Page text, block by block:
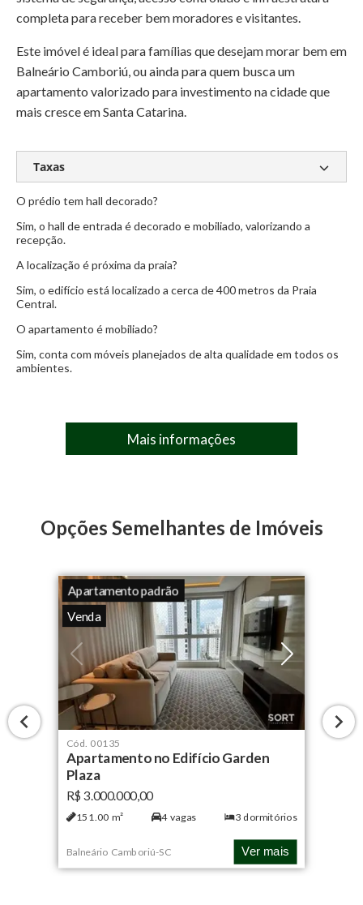
completa para receber bem moradores e visitantes.
Este imóvel é ideal para famílias que desejam morar bem em
Balneário Camboriú, ou ainda para quem busca um
apartamento valorizado para investimento na cidade que
mais cresce em Santa Catarina.
Taxas
Condomínio:R$ 1.140,00
IPTU:
O prédio tem hall decorado?
Sim, o hall de entrada é decorado e mobiliado, valorizando a
recepção.
A localização é próxima da praia?
Sim, o edifício está localizado a cerca de 400 metros da Praia
Central.
O apartamento é mobiliado?
Sim, conta com móveis planejados de alta qualidade em todos os
ambientes.
Mais informações
Opções Semelhantes de Imóveis
Apartamento padrão
Venda
Cód. 00135
Apartamento no Edifício Garden
Plaza
R$ 3.000.000,00
151.00 m² 4vagas 3 dormitórios
Balneário Camboriú-SC Ver mais